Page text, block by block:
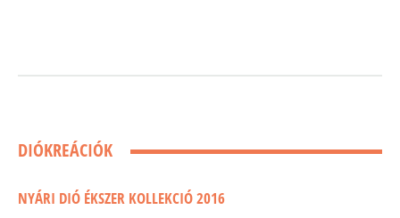
DIÓKREÁCIÓK
NYÁRI DIÓ ÉKSZER KOLLEKCIÓ 2016